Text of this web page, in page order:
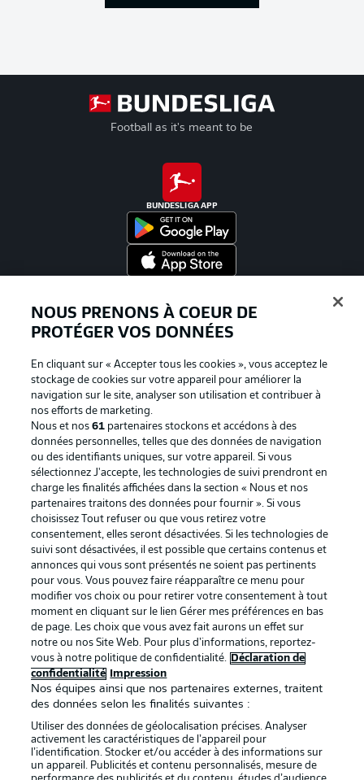
Football as it's meant to be
BUNDESLIGA APP
La publicité Conditions d’utilisation des
Mentions Légales Gérer mes préférences
Déclaration de
confidentialité
Diffuseurs
Travaux Contact
Impression Joueurs
NOUS PRENONS À COEUR DE
PROTÉGER VOS DONNÉES
En cliquant sur « Accepter tous les cookies », vous acceptez le
stockage de cookies sur votre appareil pour améliorer la
navigation sur le site, analyser son utilisation et contribuer à
nos efforts de marketing.
Nous et nos61 partenaires stockons et accédons à des
données personnelles, telles que des données de navigation
ou des identifiants uniques, sur votre appareil. Si vous
sélectionnez J'accepte, les technologies de suivi prendront en
charge les finalités affichées dans la section « Nous et nos
partenaires traitons des données pour fournir ». Si vous
choisissez Tout refuser ou que vous retirez votre
consentement, elles seront désactivées. Si les technologies de
suivi sont désactivées, il est possible que certains contenus et
annonces qui vous sont présentés ne soient pas pertinents
pour vous. Vous pouvez faire réapparaître ce menu pour
modifier vos choix ou pour retirer votre consentement à tout
moment en cliquant sur le lien Gérer mes préférences en bas
de page. Les choix que vous avez fait aurons un effet sur
notre ou nos Site Web. Pour plus d’informations, reportez-
vous à notre politique de confidentialité.
Déclaration de
confidentialité
Impression
Nos équipes ainsi que nos partenaires externes, traitent
des données selon les finalités suivantes :
Utiliser des données de géolocalisation précises. Analyser
activement les caractéristiques de l’appareil pour
l’identification. Stocker et/ou accéder à des informations sur
un appareil. Publicités et contenu personnalisés, mesure de